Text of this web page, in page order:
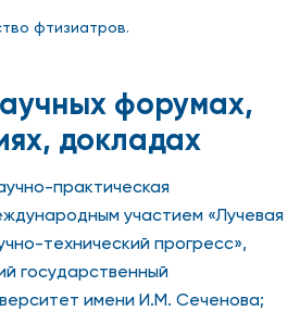
фтизиатров.
форумах,
докладах
практическая
участием «Лучевая
технический прогресс»,
государственный
имени И.М. Сеченова;